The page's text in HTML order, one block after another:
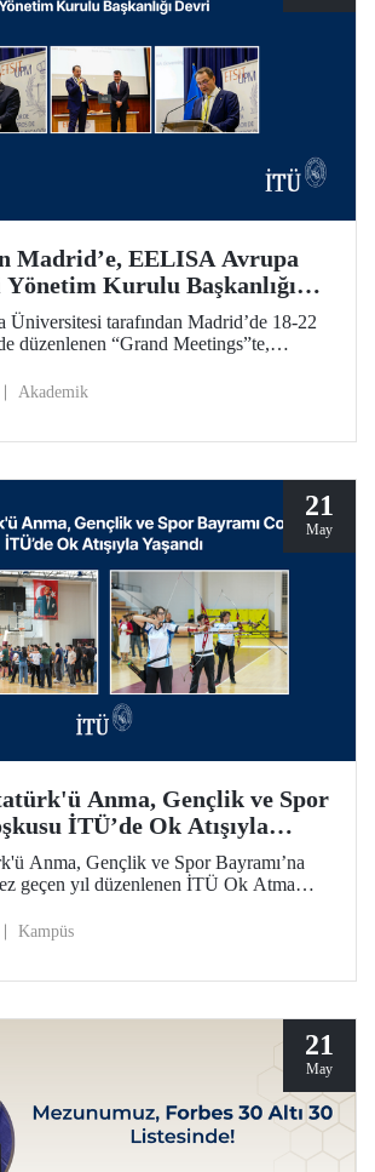
Madrid’e, EELISA Avrupa
Kurulu Başkanlığı
tarafından Madrid’de 18-22
düzenlenen “Grand Meetings”te,
Rektörü Prof. Dr. Hasan Mandal, 6 ay
Akademik
21
May
Anma, Gençlik ve Spor
İTÜ’de Ok Atışıyla
Anma, Gençlik ve Spor Bayramı’na
geçen yıl düzenlenen İTÜ Ok Atma
Kampüs
21
May